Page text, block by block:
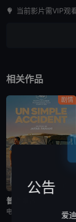
当前影片需VIP观
相关作品
剧情
蓝光画质
普通事故
电影《普通事故》讲述了，一场看似微不足道的事故，却引发连锁反应，导致事态不断升级。
公告
爱